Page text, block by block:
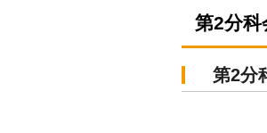
第2分科
第2分